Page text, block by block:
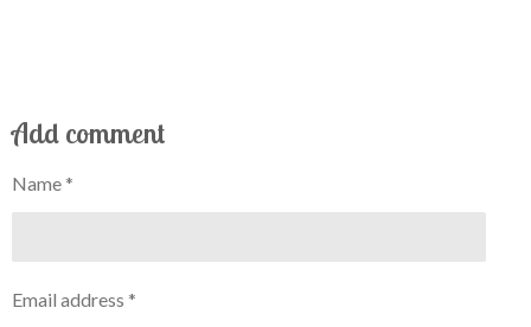
Add comment
Name *
Email address *